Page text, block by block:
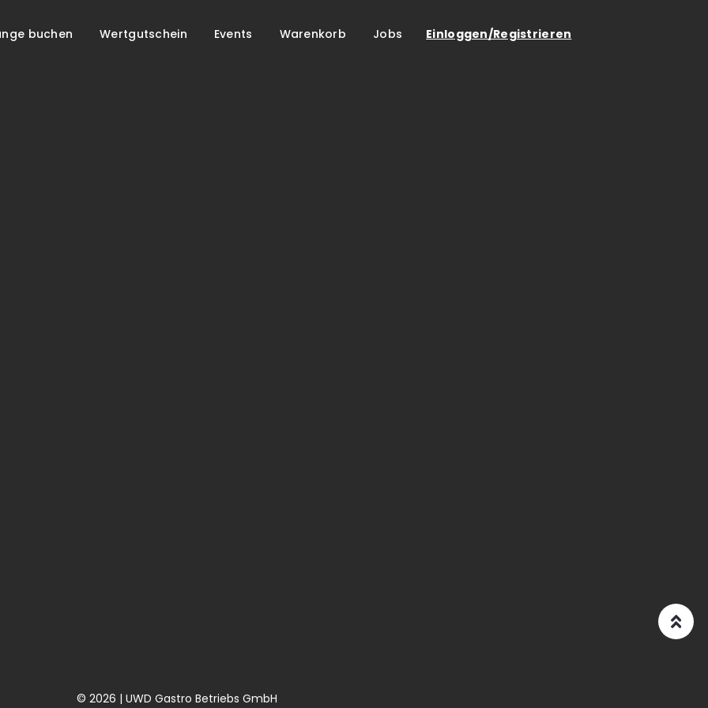
Einloggen/Registrieren
buchen Wertgutschein Events Warenkorb Jobs
© 2026 | UWD Gastro Betriebs GmbH